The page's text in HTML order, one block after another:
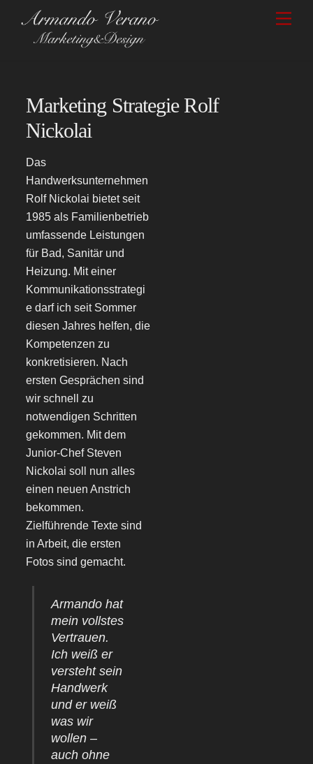
content
Marketing Strategie Rolf
Nickolai
Das
Handwerksunternehmen
Rolf Nickolai bietet seit
1985 als Familienbetrieb
umfassende Leistungen
für Bad, Sanitär und
Heizung. Mit einer
Kommunikationsstrategi
e darf ich seit Sommer
diesen Jahres helfen, die
Kompetenzen zu
konkretisieren. Nach
ersten Gesprächen sind
wir schnell zu
notwendigen Schritten
gekommen. Mit dem
Junior-Chef Steven
Nickolai soll nun alles
einen neuen Anstrich
bekommen.
Zielführende Texte sind
in Arbeit, die ersten
Fotos sind gemacht.
Armando hat
mein vollstes
Vertrauen.
Ich weiß er
versteht sein
Handwerk
und er weiß
was wir
wollen –
auch ohne